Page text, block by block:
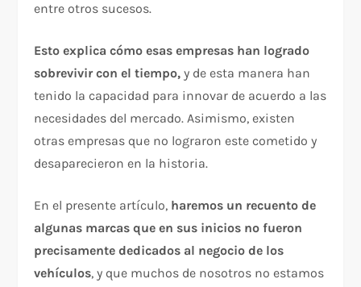
entre otros sucesos.
Esto explica cómo esas empresas han logrado
sobrevivir con el tiempo, y de esta manera han
tenido la capacidad para innovar de acuerdo a las
necesidades del mercado. Asimismo, existen
otras empresas que no lograron este cometido y
desaparecieron en la historia.
En el presente artículo, haremos un recuento de
algunas marcas que en sus inicios no fueron
precisamente dedicados al negocio de los
vehículos, y que muchos de nosotros no estamos